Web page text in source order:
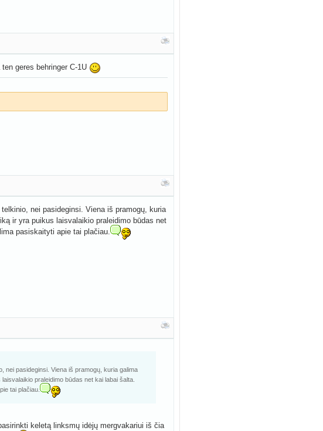
geres behringer C-1U
nei pasideginsi. Viena iš pramogų, kuria
ir yra puikus laisvalaikio praleidimo būdas net
pasiskaityti apie tai plačiau.
nei pasideginsi. Viena iš pramogų, kuria galima
praleidimo būdas net kai labai šalta.
tai plačiau.
keletą linksmų idėjų mergvakariui iš čia